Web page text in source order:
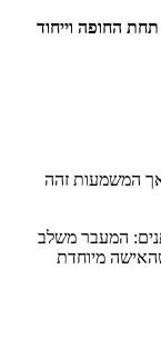
החופה וייחוד
המשמעות זהה
המעבר משלב
מיוחדת